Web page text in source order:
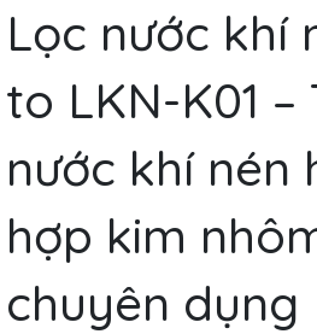
Lọc nước khí
to LKN-K01 –
nước khí nén
hợp kim
chuyên dụng